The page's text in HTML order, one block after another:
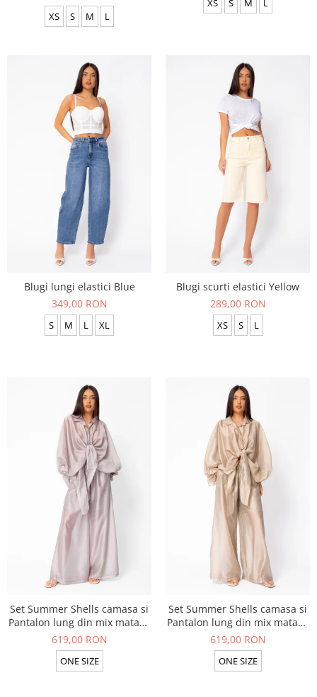
XS S M L
XS S M L
Blugi lungi elastici Blue
349,00 RON
S M L XL
Blugi scurti elastici Yellow
289,00 RON
XS S L
Set Summer Shells camasa si
Pantalon lung din mix matase
Taupe
619,00 RON
ONE SIZE
Set Summer Shells camasa si
Pantalon lung din mix matase
Beige
619,00 RON
ONE SIZE